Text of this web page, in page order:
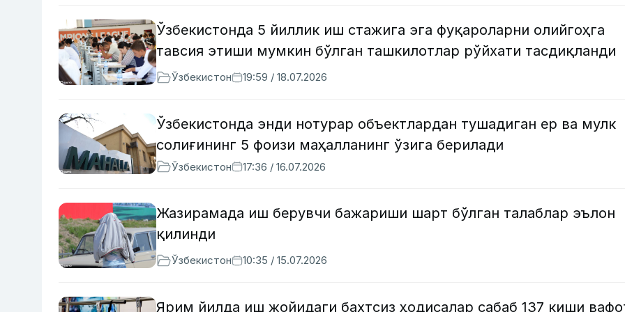
Ўзбекистонда 5 йиллик иш стажига эга фуқароларни олийгоҳга
тавсия этиши мумкин бўлган ташкилотлар рўйхати тасдиқланди
Ўзбекистон 19:59 / 18.07.2026
Ўзбекистонда энди нотурар объектлардан тушадиган ер ва мулк
солиғининг 5 фоизи маҳалланинг ўзига берилади
Ўзбекистон 17:36 / 16.07.2026
Жазирамада иш берувчи бажариши шарт бўлган талаблар эълон
қилинди
Ўзбекистон 10:35 / 15.07.2026
Ярим йилда иш жойидаги бахтсиз ҳодисалар сабаб 137 киши